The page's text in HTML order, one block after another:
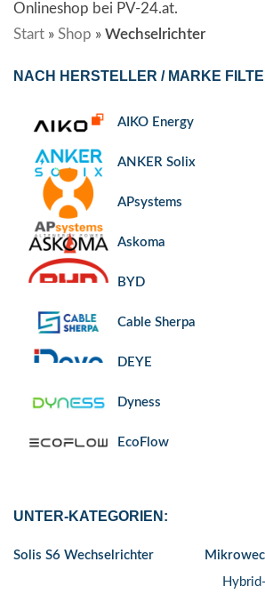
Onlineshop bei PV-24.at.
Start » Shop » Wechselrichter
NACH HERSTELLER / MARKE
AIKO Energy
ANKER Solix
APsystems
Askoma
BYD
Cable Sherpa
DEYE
Dyness
EcoFlow
Fronius
go-e
UNTER-KATEGORIEN:
Solis S6 Wechselrichter
Hybrid-